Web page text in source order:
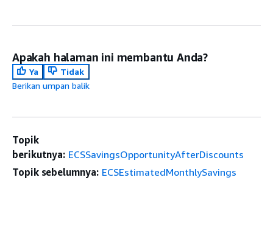
Apakah halaman ini membantu Anda?
Ya
Tidak
Berikan umpan balik
Topik
berikutnya: ECSSavingsOpportunityAfterDiscounts
Topik sebelumnya: ECSEstimatedMonthlySavings